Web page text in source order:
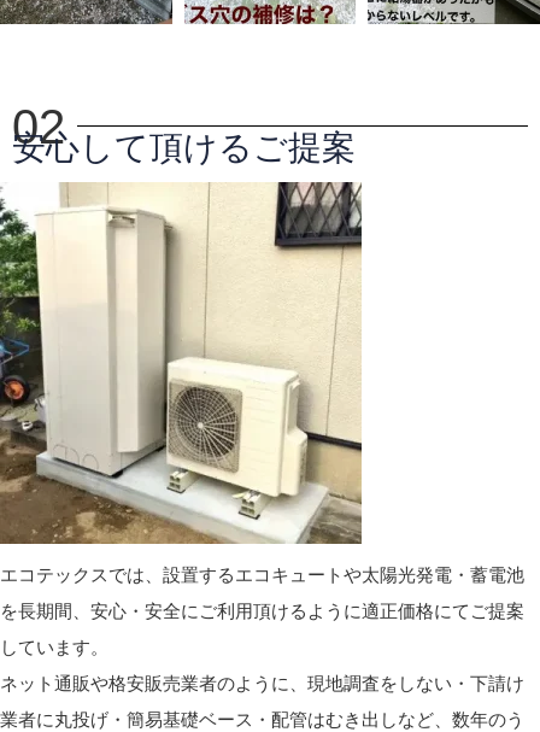
02
安心して頂けるご提案
エコテックスでは、設置するエコキュートや太陽光発電・蓄電池
を長期間、安心・安全にご利用頂けるように適正価格にてご提案
しています。
ネット通販や格安販売業者のように、現地調査をしない・下請け
業者に丸投げ・簡易基礎ベース・配管はむき出しなど、数年のう